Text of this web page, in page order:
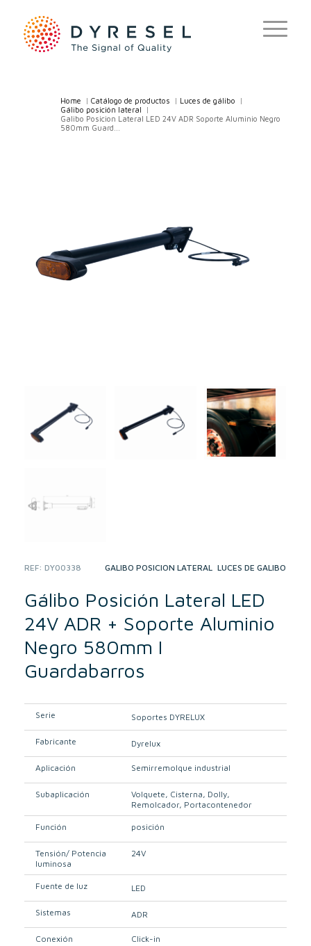
Home /Catálogo de productos Luces de gálibo
Gálibo posición lateral
Galibo Posicion Lateral LED 24V ADR Soporte Aluminio Negro
580mm Guard...
REF:DY00338
CATEGORIES:GÁLIBO POSICIÓN LATERAL ,LUCES DE GÁLIBO
Gálibo Posición Lateral LED
24V ADR + Soporte Aluminio
Negro 580mm I
Guardabarros
Serie Soportes DYRELUX
Fabricante Dyrelux
Aplicación Semirremolque industrial
Subaplicación Volquete Cisterna Dolly
Remolcador Portacontenedor
Función posición
Tensión/ Potencia
luminosa
24V
Fuente de luz LED
Sistemas ADR
Conexión Click-in